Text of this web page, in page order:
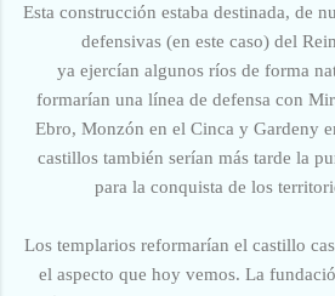
Esta construcción estaba destinada, de
defensivas (en este caso) del
ya ejercían algunos ríos de forma
formarían una línea de defensa con
Ebro, Monzón en el Cinca y Gardeny
castillos también serían más tarde la
para la conquista de los
Los templarios reformarían el castillo
el aspecto que hoy vemos. La